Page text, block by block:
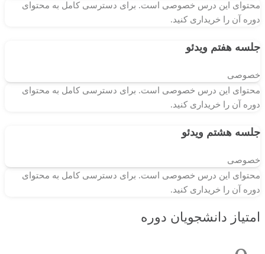
محتوای این درس خصوصی است. برای دسترسی کامل به محتوای
دوره آن را خریداری کنید.
جلسه هفتم ویدئو
خصوصی
محتوای این درس خصوصی است. برای دسترسی کامل به محتوای
دوره آن را خریداری کنید.
جلسه هشتم ویدئو
خصوصی
محتوای این درس خصوصی است. برای دسترسی کامل به محتوای
دوره آن را خریداری کنید.
امتیاز دانشجویان دوره